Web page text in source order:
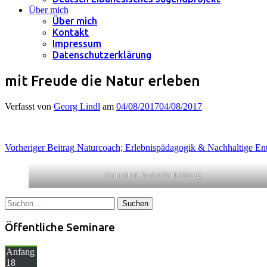
Über mich
Über mich
Kontakt
Impressum
Datenschutzerklärung
mit Freude die Natur erleben
Verfasst von Georg Lindl am 04/08/201704/08/2017
Beitragsnavigation
Vorheriger Beitrag Naturcoach; Erlebnispädagogik & Nachhaltige
Teamarbeit in der Fortbildung
Suchen
nach:
Öffentliche Seminare
Anfang
18